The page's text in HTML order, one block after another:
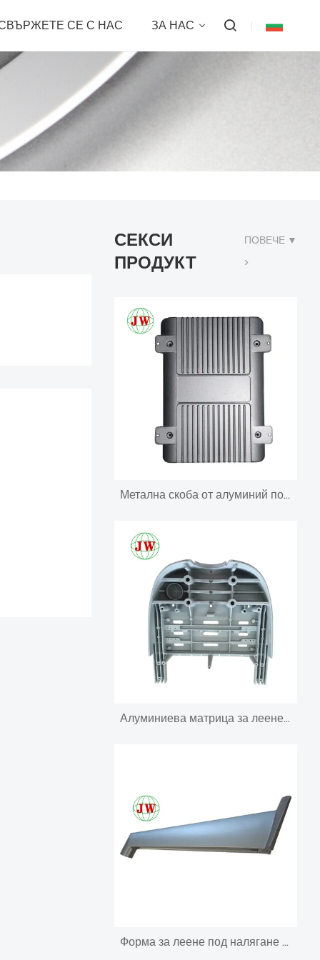
СЕ С НАС ЗА НАС
СЕКСИ
ПРОДУКТ
ПОВЕЧЕ ▼
>
Метална скоба от алуминий под налягане
Алуминиева матрица за леене под налягане за част от зъболекарски модул
Форма за леене под налягане за домакински уреди